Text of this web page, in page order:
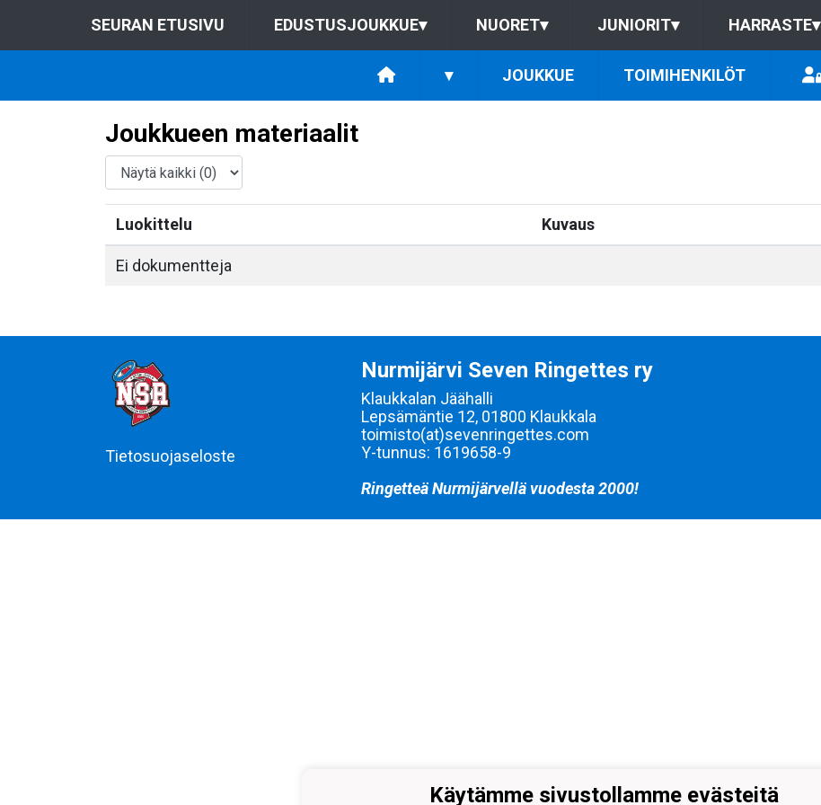
SEURAN ETUSIVU EDUSTUSJOUKKUE▾ NUORET▾ JUNIORIT▾ HARRASTE▾
▾ JOUKKUE TOIMIHENKILÖT
Joukkueen materiaalit
Luokittelu Kuvaus
Ei dokumentteja
Tietosuojaseloste
Nurmijärvi Seven Ringettes ry
Klaukkalan Jäähalli
Lepsämäntie 12, 01800 Klaukkala
toimisto(at)sevenringettes.com
Y-tunnus: 1619658-9
Ringetteä Nurmijärvellä vuodesta 2000!
Käytämme sivustollamme evästeitä